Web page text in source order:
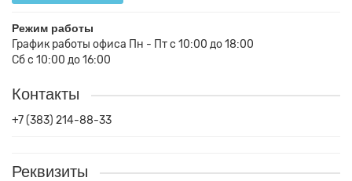
160x190
160x200
180x190
180x200
140x200
160x190
160x200
180x190
60x160
70x160
80x160
90x160
Режим работы
График работы офиса Пн - Пт с 10:00 до 18:00
Сб с 10:00 до 16:00
Контакты
+7 (383) 214-88-33
Реквизиты